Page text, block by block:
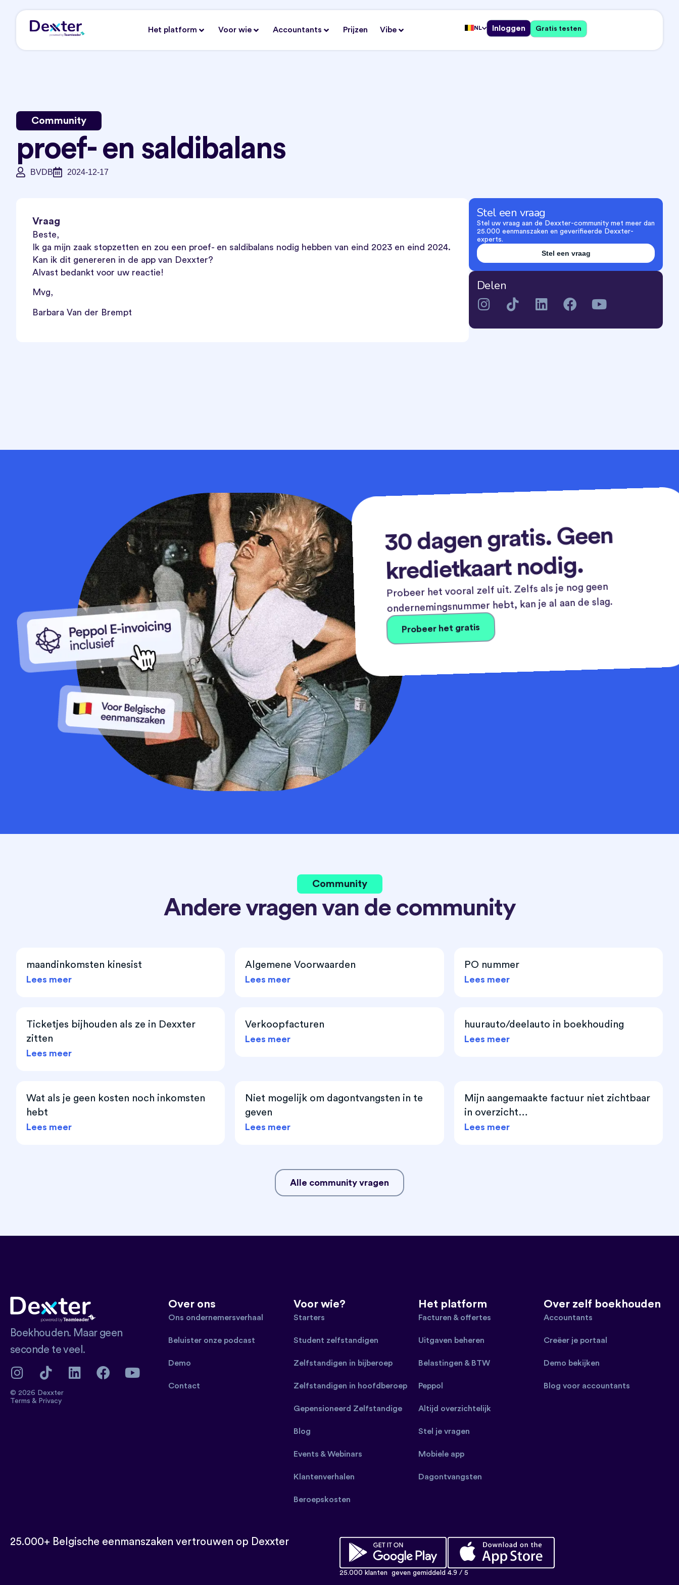
Het platform Voor wie Accountants Prijzen Vibe NL Inloggen Gratis testen
Community
proef- en saldibalans
BVDB 2024-12-17
Vraag
Beste,
Ik ga mijn zaak stopzetten en zou een proef- en saldibalans nodig hebben van eind 2023 en eind 2024.
Kan ik dit genereren in de app van Dexxter?
Alvast bedankt voor uw reactie!
Mvg,
Barbara Van der Brempt
Stel een vraag
Stel uw vraag aan de Dexxter-community met meer dan
25.000 eenmanszaken en geverifieerde Dexxter-
experts.
Stel een vraag
Delen
30 dagen gratis. Geen
kredietkaart nodig.
Probeer het vooral zelf uit. Zelfs als je nog geen
ondernemingsnummer hebt, kan je al aan de slag.
Probeer het gratis
Community
Andere vragen van de community
maandinkomsten kinesist
Lees meer
Algemene Voorwaarden
Lees meer
PO nummer
Lees meer
Ticketjes bijhouden als ze in Dexxter
zitten
Lees meer
Verkoopfacturen
Lees meer
huurauto/deelauto in boekhouding
Lees meer
Wat als je geen kosten noch inkomsten
hebt
Lees meer
Niet mogelijk om dagontvangsten in te
geven
Lees meer
Mijn aangemaakte factuur niet zichtbaar
in overzicht…
Lees meer
Alle community vragen
Boekhouden. Maar geen
seconde te veel.
© 2026 Dexxter
Terms & Privacy
Over ons
Ons ondernemersverhaal
Beluister onze podcast
Demo
Contact
Voor wie?
Starters
Student zelfstandigen
Zelfstandigen in bijberoep
Zelfstandigen in hoofdberoep
Gepensioneerd Zelfstandige
Blog
Events & Webinars
Klantenverhalen
Beroepskosten
Het platform
Facturen & offertes
Uitgaven beheren
Belastingen & BTW
Peppol
Altijd overzichtelijk
Stel je vragen
Mobiele app
Dagontvangsten
Over zelf boekhouden
Accountants
Creëer je portaal
Demo bekijken
Blog voor accountants
25.000+ Belgische eenmanszaken vertrouwen op Dexxter
25.000 klanten geven gemiddeld 4.9 / 5